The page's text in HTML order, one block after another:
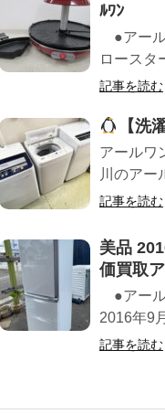
ﾙﾜﾝ
●アール
ロース
記事を読む
【洗
アール
川のアー
記事を読む
美品
価買取
●アール
2016年9
記事を読む